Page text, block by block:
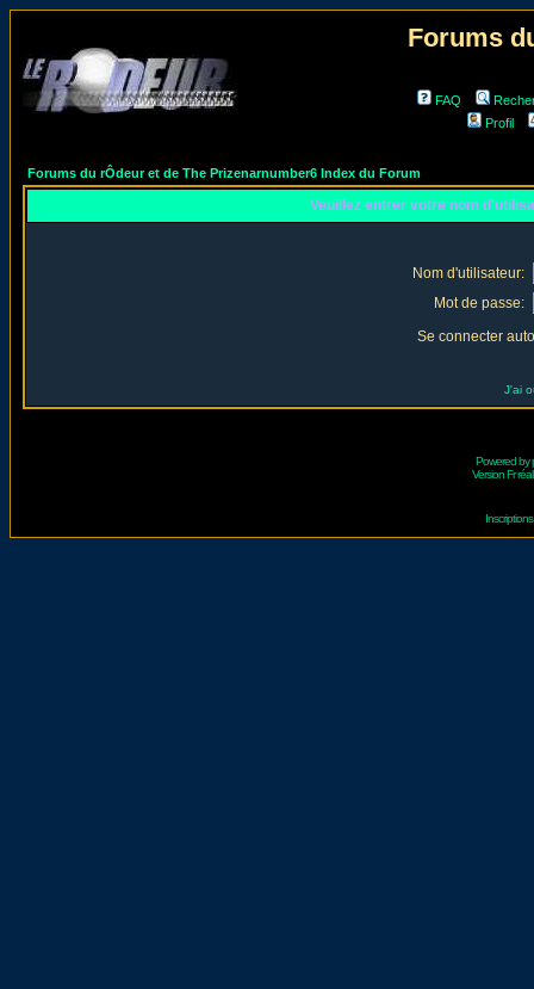
Forums
FAQ
Profil
Forums du rÔdeur et de The Prizenarnumber6 Index du Forum
Veuillez entrer votre nom
Nom d'utilisateur:
Mot de passe:
Se connecter
J'ai
Powered by
Version Fr